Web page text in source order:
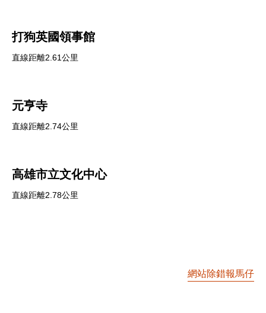
打狗英國領事館
直線距離2.61公里
元亨寺
直線距離2.74公里
高雄市立文化中心
直線距離2.78公里
網站除錯報馬仔